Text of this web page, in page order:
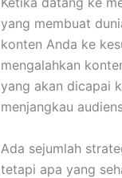
yang membuat
konten Anda ke
mengalahkan
yang akan dicapai
menjangkau
Ada sejumlah
tetapi apa yang